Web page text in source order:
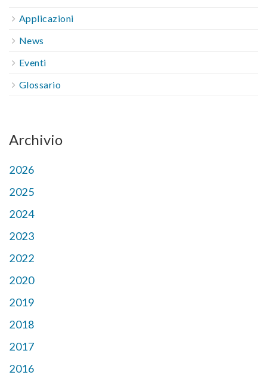
Applicazioni
News
Eventi
Glossario
Archivio
2026
2025
2024
2023
2022
2020
2019
2018
2017
2016